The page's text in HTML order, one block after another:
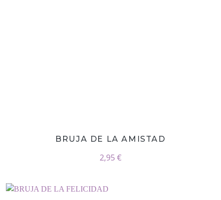
BRUJA DE LA AMISTAD
2,95 €